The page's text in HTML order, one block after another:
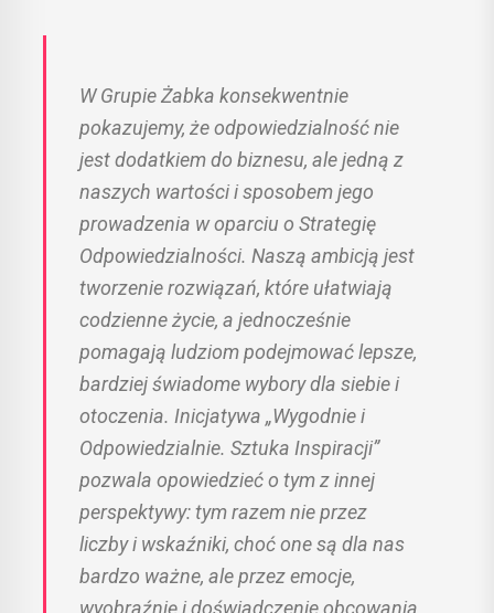
W Grupie Żabka konsekwentnie
pokazujemy, że odpowiedzialność nie
jest dodatkiem do biznesu, ale jedną z
naszych wartości i sposobem jego
prowadzenia w oparciu o Strategię
Odpowiedzialności. Naszą ambicją jest
tworzenie rozwiązań, które ułatwiają
codzienne życie, a jednocześnie
pomagają ludziom podejmować lepsze,
bardziej świadome wybory dla siebie i
otoczenia. Inicjatywa „Wygodnie i
Odpowiedzialnie. Sztuka Inspiracji”
pozwala opowiedzieć o tym z innej
perspektywy: tym razem nie przez
liczby i wskaźniki, choć one są dla nas
bardzo ważne, ale przez emocje,
wyobraźnię i doświadczenie obcowania